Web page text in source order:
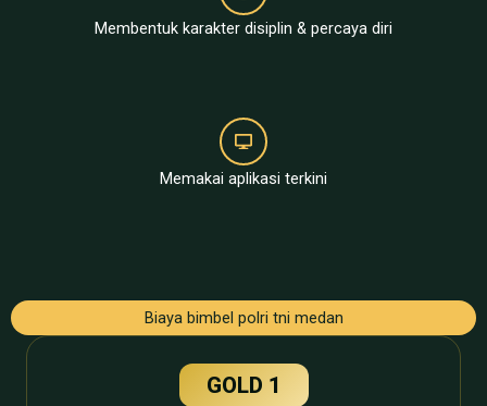
Membentuk karakter disiplin & percaya diri
Memakai aplikasi terkini
Biaya bimbel polri tni medan
GOLD 1